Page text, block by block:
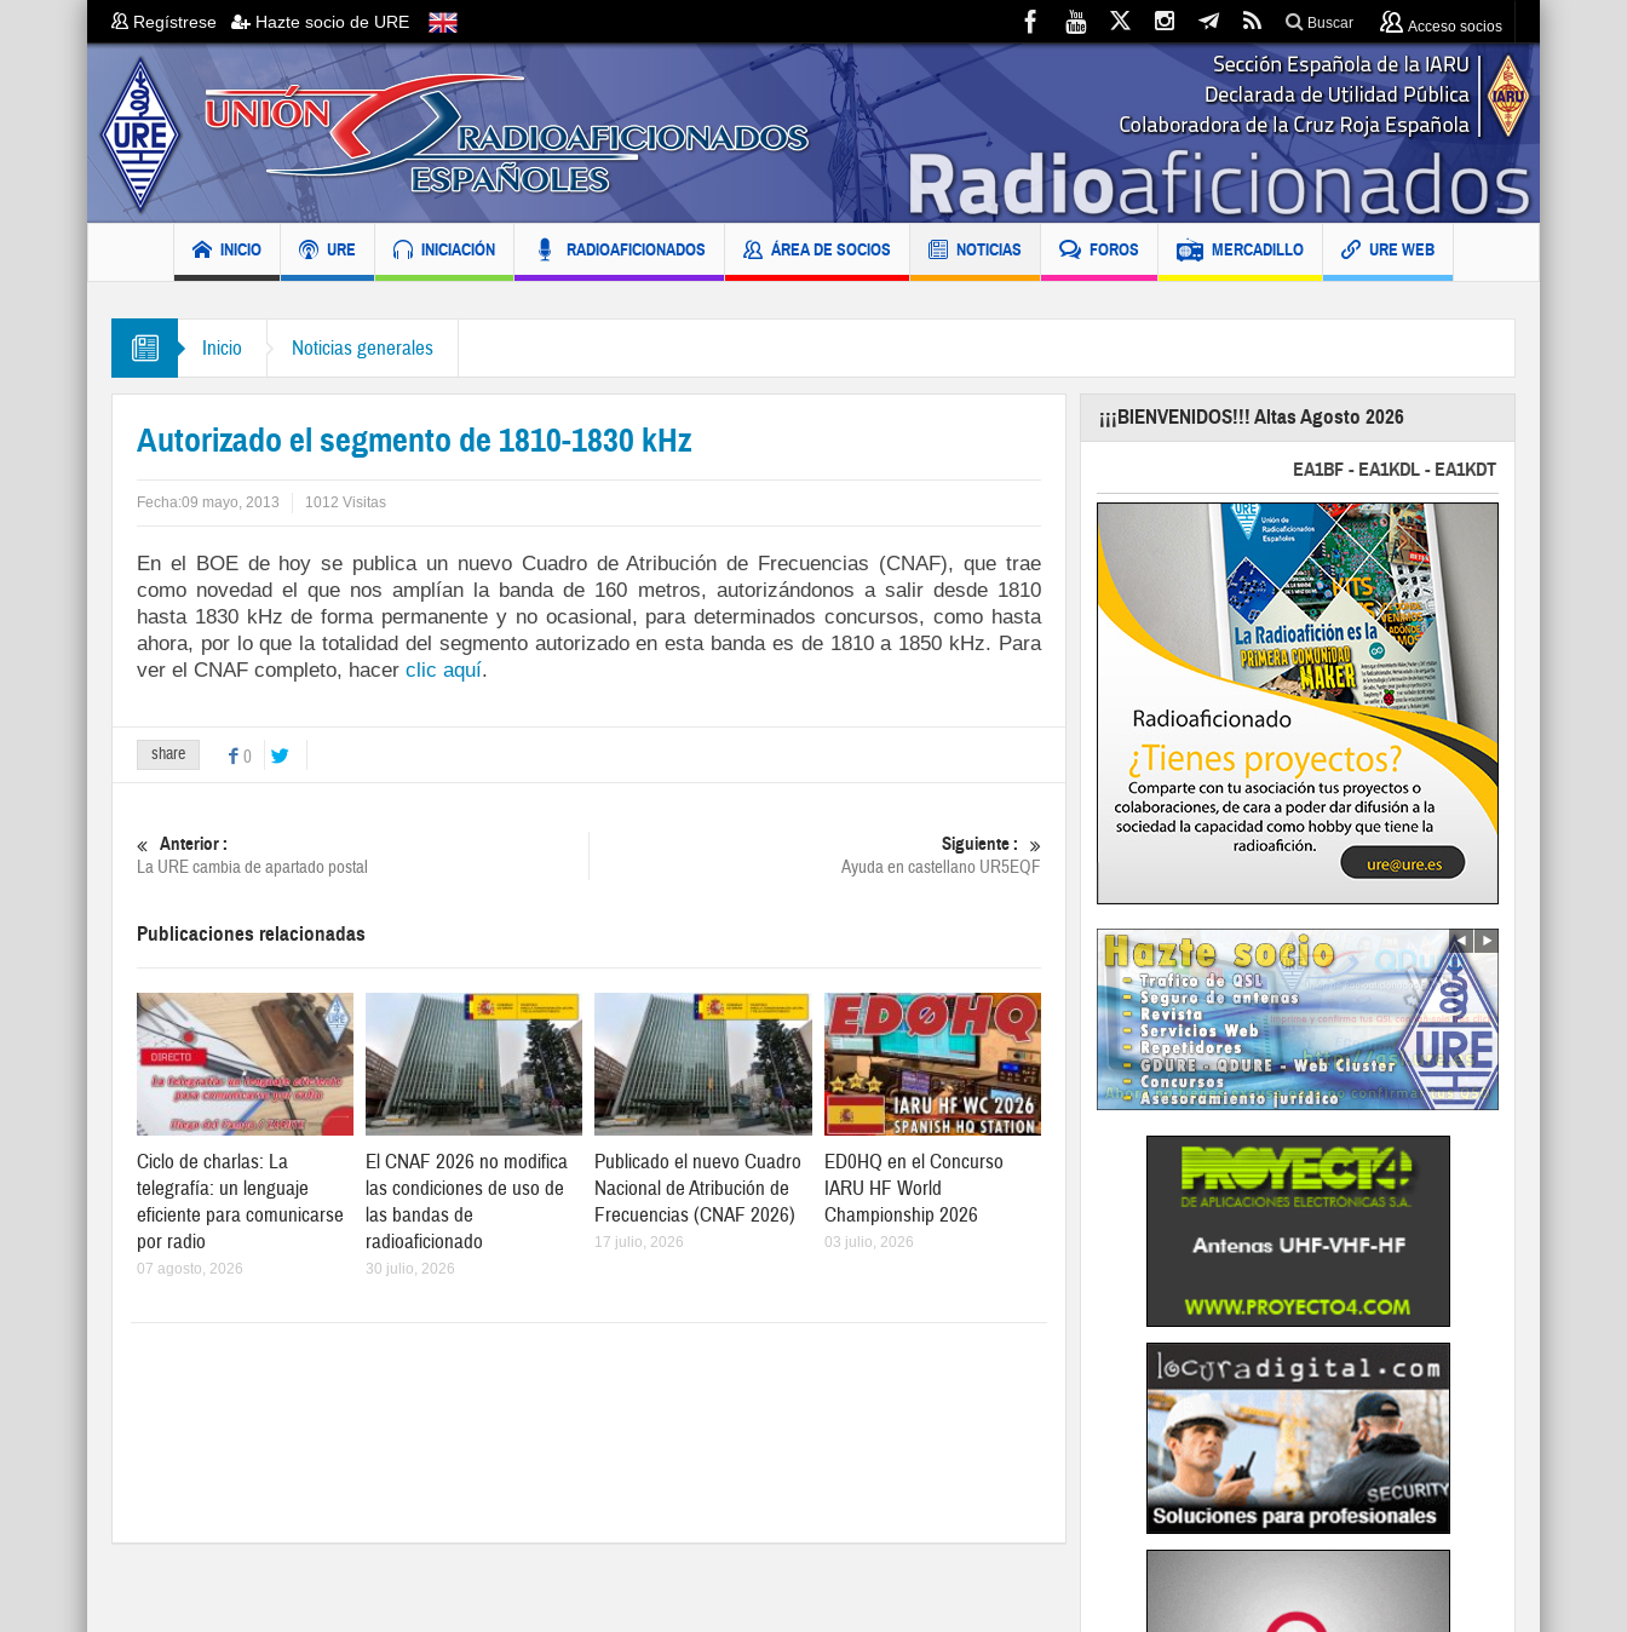
Regístrese Hazte socio de URE Buscar Acceso socios
INICIO URE INICIACIÓN RADIOAFICIONADOS ÁREA DE SOCIOS NOTICIAS FOROS MERCADILLO URE WEB
Inicio Noticias generales
Autorizado el segmento de 1810-1830 kHz
Fecha:09 mayo, 2013 1012 Visitas
En el BOE de hoy se publica un nuevo Cuadro de Atribución de Frecuencias (CNAF), que trae
como novedad el que nos amplían la banda de 160 metros, autorizándonos a salir desde 1810
hasta 1830 kHz de forma permanente y no ocasional, para determinados concursos, como hasta
ahora, por lo que la totalidad del segmento autorizado en esta banda es de 1810 a 1850 kHz. Para
ver el CNAF completo, hacer clic aquí.
share 0
Anterior :
La URE cambia de apartado postal
Siguiente :
Ayuda en castellano UR5EQF
Publicaciones relacionadas
Ciclo de charlas: La
telegrafía: un lenguaje
eficiente para comunicarse
por radio
07 agosto, 2026
El CNAF 2026 no modifica
las condiciones de uso de
las bandas de
radioaficionado
30 julio, 2026
Publicado el nuevo Cuadro
Nacional de Atribución de
Frecuencias (CNAF 2026)
17 julio, 2026
ED0HQ en el Concurso
IARU HF World
Championship 2026
03 julio, 2026
¡¡¡BIENVENIDOS!!! Altas Agosto 2026
EA1BF - EA1KDL - EA1KDT - EA2FBJ -